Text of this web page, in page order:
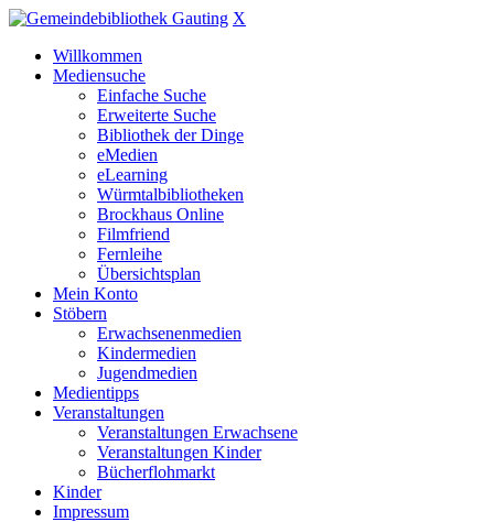
X
Willkommen
Mediensuche
Einfache Suche
Erweiterte Suche
Bibliothek der Dinge
eMedien
eLearning
Würmtalbibliotheken
Brockhaus Online
Filmfriend
Fernleihe
Übersichtsplan
Mein Konto
Stöbern
Erwachsenenmedien
Kindermedien
Jugendmedien
Medientipps
Veranstaltungen
Veranstaltungen Erwachsene
Veranstaltungen Kinder
Bücherflohmarkt
Kinder
Impressum